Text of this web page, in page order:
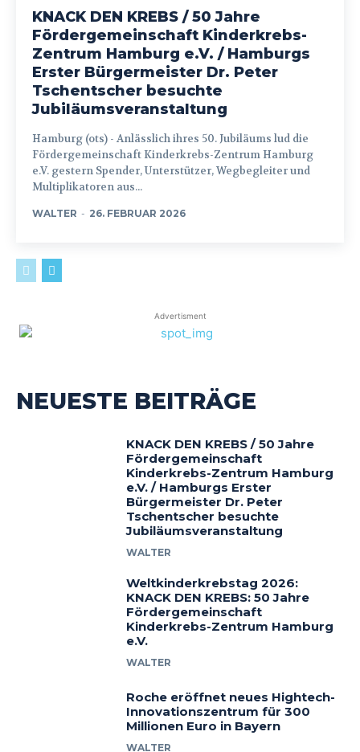
KNACK DEN KREBS / 50 Jahre
Fördergemeinschaft Kinderkrebs-
Zentrum Hamburg e.V. / Hamburgs
Erster Bürgermeister Dr. Peter
Tschentscher besuchte
Jubiläumsveranstaltung
Hamburg (ots) - Anlässlich ihres 50. Jubiläums lud die
Fördergemeinschaft Kinderkrebs-Zentrum Hamburg
e.V. gestern Spender, Unterstützer, Wegbegleiter und
Multiplikatoren aus...
WALTER - 26. FEBRUAR 2026
Advertisment
NEUESTE BEITRÄGE
KNACK DEN KREBS / 50 Jahre
Fördergemeinschaft
Kinderkrebs-Zentrum Hamburg
e.V. / Hamburgs Erster
Bürgermeister Dr. Peter
Tschentscher besuchte
Jubiläumsveranstaltung
WALTER
Weltkinderkrebstag 2026:
KNACK DEN KREBS: 50 Jahre
Fördergemeinschaft
Kinderkrebs-Zentrum Hamburg
e.V.
WALTER
Roche eröffnet neues Hightech-
Innovationszentrum für 300
Millionen Euro in Bayern
WALTER